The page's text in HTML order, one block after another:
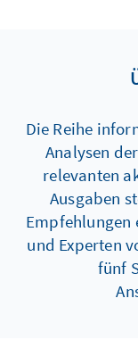
Die Reihe
Analysen
relevanten
Ausgaben
Empfehlungen
und Experten
fünf